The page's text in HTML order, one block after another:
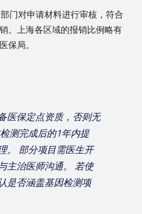
门对申请材料进行审核，符合
。上海各区域的报销比例略有
保局。
医保定点资质，否则无
测完成后的1年内提
。 部分项目需医生开
主治医师沟通。 若使
是否涵盖基因检测项